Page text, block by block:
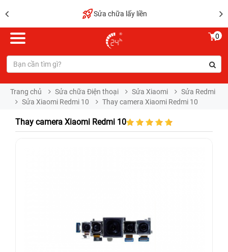
Sửa chữa lấy liền
0
Trang chủ Sửa chữa Điện thoại Sửa Xiaomi
Sửa Redmi
Sửa Xiaomi Redmi 10
Thay camera Xiaomi Redmi 10
Thay camera Xiaomi Redmi 10